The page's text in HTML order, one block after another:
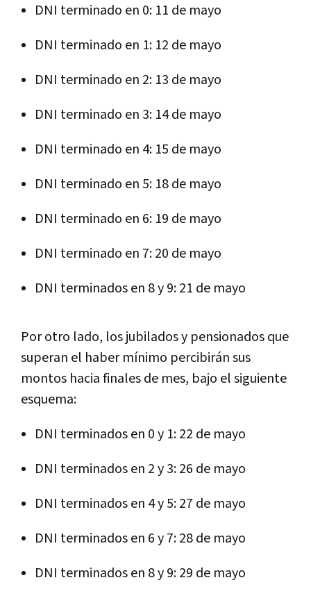
DNI terminado en 0: 11 de mayo
DNI terminado en 1: 12 de mayo
DNI terminado en 2: 13 de mayo
DNI terminado en 3: 14 de mayo
DNI terminado en 4: 15 de mayo
DNI terminado en 5: 18 de mayo
DNI terminado en 6: 19 de mayo
DNI terminado en 7: 20 de mayo
DNI terminados en 8 y 9: 21 de mayo
Por otro lado, los jubilados y pensionados que
superan el haber mínimo percibirán sus
montos hacia finales de mes, bajo el siguiente
esquema:
DNI terminados en 0 y 1: 22 de mayo
DNI terminados en 2 y 3: 26 de mayo
DNI terminados en 4 y 5: 27 de mayo
DNI terminados en 6 y 7: 28 de mayo
DNI terminados en 8 y 9: 29 de mayo